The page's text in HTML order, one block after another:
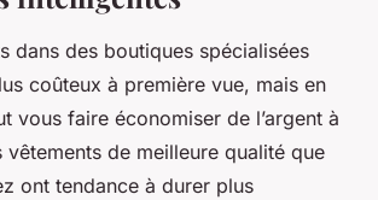
dans des boutiques spécialisées
coûteux à première vue, mais en
vous faire économiser de l’argent à
vêtements de meilleure qualité que
ont tendance à durer plus